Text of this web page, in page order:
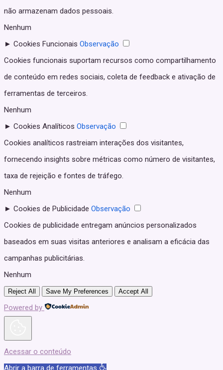
não armazenam dados pessoais.
Nenhum
► Cookies Funcionais Observação
Cookies funcionais suportam recursos como compartilhamento
de conteúdo em redes sociais, coleta de feedback e ativação de
ferramentas de terceiros.
Nenhum
► Cookies Analíticos Observação
Cookies analíticos rastreiam interações dos visitantes,
fornecendo insights sobre métricas como número de visitantes,
taxa de rejeição e fontes de tráfego.
Nenhum
► Cookies de Publicidade Observação
Cookies de publicidade entregam anúncios personalizados
baseados em suas visitas anteriores e analisam a eficácia das
campanhas publicitárias.
Nenhum
Reject All Save My Preferences Accept All
Powered by
Acessar o conteúdo
Abrir a barra de ferramentas